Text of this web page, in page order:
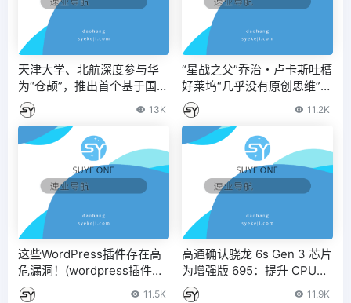
天津大学、北航深度参与华
为“仓颉”，推出首个基于国产
编程语言的 AI 智能体编程框
架“苍穹” – IT之家
13K
“星战之父”乔治・卢卡斯吐槽
好莱坞“几乎没有原创思维”，
AI 将“不可避免”用于电影制
作 – IT之家
11.2K
这些WordPress插件存在高
危漏洞！(wordpress插件破
解)
11.5K
高通确认骁龙 6s Gen 3 芯片
为增强版 695：提升 CPU、
GPU 和 AI 性能
11.9K